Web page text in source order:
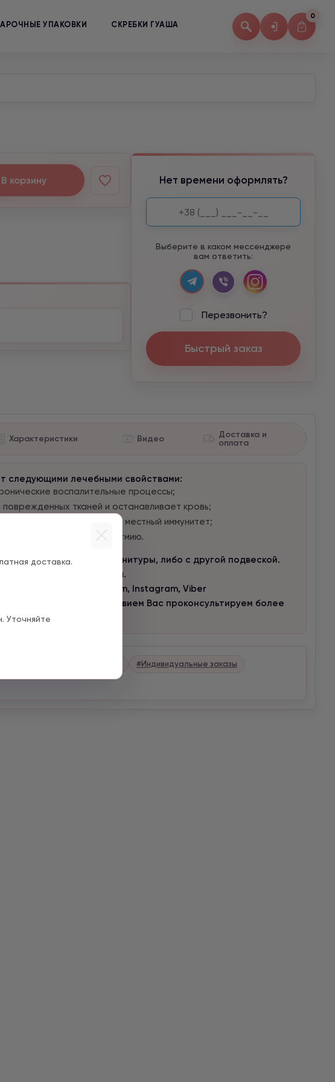
доставка.
Уточняйте
УПАКОВКИ СКРЕБКИ ГУАША
0
В корзину Нет времени оформлять?
Выберите в каком мессенджере
вам ответить:
Перезвонить?
Быстрый заказ
Характеристики Видео
Доставка и
оплата
следующими лечебными свойствами:
воспалительные процессы;
тканей и останавливает кровь;
состав крови и повышает местный иммунитет;
и устраняет аритмию.
заказы, можно без фурнитуры, либо с другой подвеской.
объему Вашего запястья.
пишите нам в Telegram, Instagram, Viber
на сайте, мы с удовольствием Вас проконсультируем более
#Индивидуальные заказы